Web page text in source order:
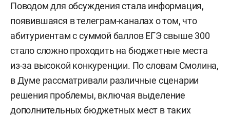
Поводом для обсуждения стала информация,
появившаяся в телеграм-каналах о том, что
абитуриентам с суммой баллов ЕГЭ свыше 300
стало сложно проходить на бюджетные места
из-за высокой конкуренции. По словам Смолина,
в Думе рассматривали различные сценарии
решения проблемы, включая выделение
дополнительных бюджетных мест в таких